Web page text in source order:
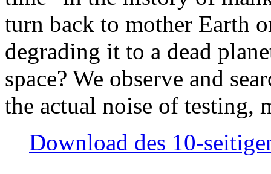
turn back to mother Earth
degrading it to a dead
space? We observe and
the actual noise of testing,
Download des 10-